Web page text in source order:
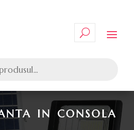
in consola